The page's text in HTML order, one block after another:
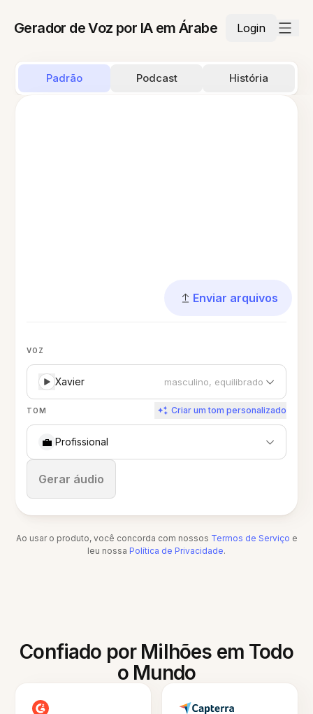
Gerador de Voz por IA em Árabe Login
Padrão Podcast História
Enviar arquivos
VOZ
Xavier masculino, equilibrado
TOM Criar um tom personalizado
💼 Profissional
Gerar áudio
Parar
Ao usar o produto, você concorda com nossos Termos de Serviço e
leu nossa Política de Privacidade.
Confiado por Milhões em Todo
o Mundo